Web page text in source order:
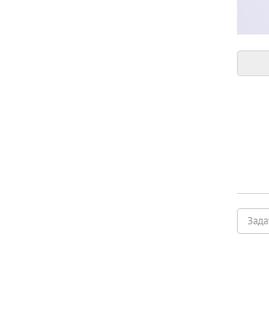
Задать
вопрос